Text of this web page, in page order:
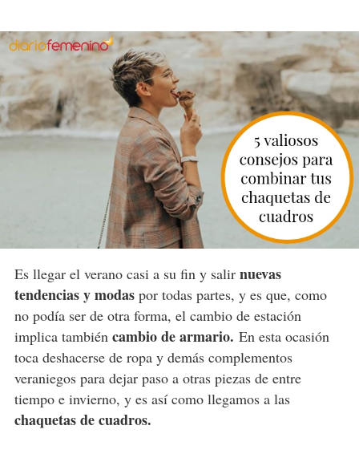
Es llegar el verano casi a su fin y salir nuevas
tendencias y modaspor todas partes, y es que, como
no podía ser de otra forma, el cambio de estación
implica también cambio de armario. En esta ocasión
toca deshacerse de ropa y demás complementos
veraniegos para dejar paso a otras piezas de entre
tiempo e invierno, y es así como llegamos a las
chaquetas de cuadros.